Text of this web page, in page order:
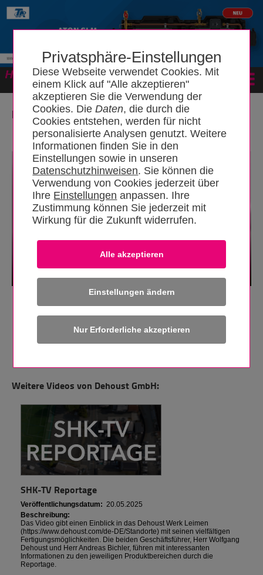
Privatsphäre-Einstellungen
Diese Webseite verwendet Cookies. Mit
einem Klick auf "Alle akzeptieren"
akzeptieren Sie die Verwendung der
Cookies. DieDaten, die durch die
Cookies entstehen, werden für nicht
personalisierte Analysen genutzt. Weitere
Informationen finden Sie in den
Einstellungen sowie in unseren
Datenschutzhinweisen. Sie können die
Verwendung von Cookies jederzeit über
Ihre Einstellungen anpassen. Ihre
Zustimmung können Sie jederzeit mit
Wirkung für die Zukunft widerrufen.
Einstellungen ändern
MontageTankanlage
Weitere Videos von Dehoust GmbH:
SHK-TV Reportage
Veröffentlichungsdatum: 20.05.2025
Beschreibung:
Das Video gibt einen Einblick in das Dehoust Werk Leimen
(https://www.dehoust.com/de-DE/Standorte) mit seinen vielfältigen
Fertigungsmöglichkeiten. Die beiden Geschäftsführer, Herr Wolfgang
Dehoust und Herr Andreas Bichler, führen mit interessanten
Informationen zu den jeweiligen Produktbereichen durch die
Reportage.